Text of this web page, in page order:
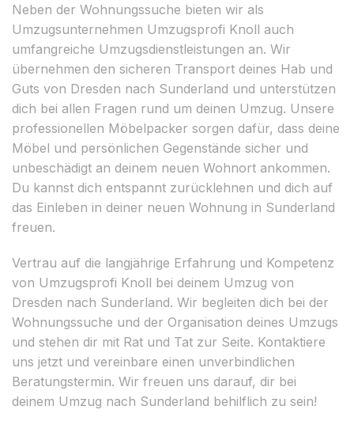
Neben der Wohnungssuche bieten wir als
Umzugsunternehmen Umzugsprofi Knoll auch
umfangreiche Umzugsdienstleistungen an. Wir
übernehmen den sicheren Transport deines Hab und
Guts von Dresden nach Sunderland und unterstützen
dich bei allen Fragen rund um deinen Umzug. Unsere
professionellen Möbelpacker sorgen dafür, dass deine
Möbel und persönlichen Gegenstände sicher und
unbeschädigt an deinem neuen Wohnort ankommen.
Du kannst dich entspannt zurücklehnen und dich auf
das Einleben in deiner neuen Wohnung in Sunderland
freuen.
Vertrau auf die langjährige Erfahrung und Kompetenz
von Umzugsprofi Knoll bei deinem Umzug von
Dresden nach Sunderland. Wir begleiten dich bei der
Wohnungssuche und der Organisation deines Umzugs
und stehen dir mit Rat und Tat zur Seite. Kontaktiere
uns jetzt und vereinbare einen unverbindlichen
Beratungstermin. Wir freuen uns darauf, dir bei
deinem Umzug nach Sunderland behilflich zu sein!